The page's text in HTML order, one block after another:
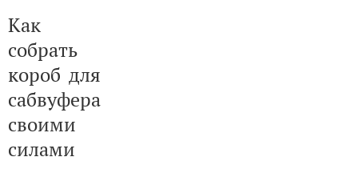
Как
собрать
короб для
сабвуфера
своими
силами